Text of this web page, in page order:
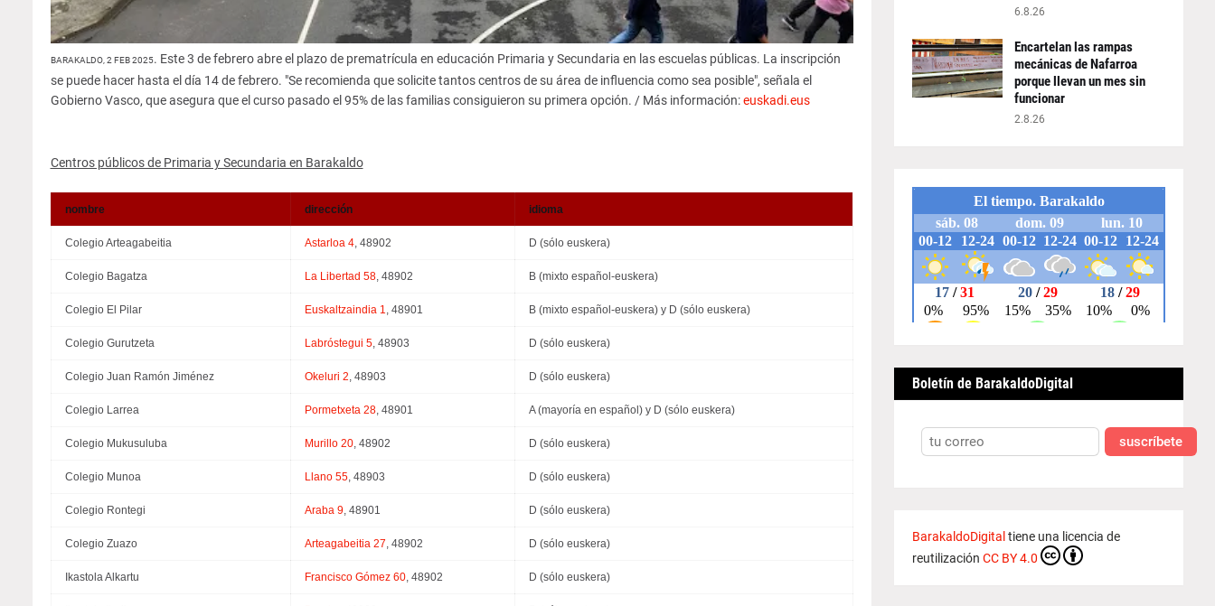
BARAKALDO, 2 FEB 2025. Este 3 de febrero abre el plazo de prematrícula en educación Primaria y Secundaria en las escuelas públicas. La inscripción
se puede hacer hasta el día 14 de febrero. "Se recomienda que solicite tantos centros de su área de influencia como sea posible", señala el
Gobierno Vasco, que asegura que el curso pasado el 95% de las familias consiguieron su primera opción. / Más información:euskadi.eus
Centros públicos de Primaria y Secundaria en Barakaldo
nombre dirección idioma
Colegio Arteagabeitia Astarloa 4, 48902 D (sólo euskera)
Colegio Bagatza La Libertad 58, 48902 B (mixto español-euskera)
Colegio El Pilar Euskaltzaindia 1 , 48901 B (mixto español-euskera) y D (sólo euskera)
Colegio Gurutzeta Labróstegui 5, 48903 D (sólo euskera)
Colegio Juan Ramón Jiménez Okeluri 2 , 48903 D (sólo euskera)
Colegio Larrea Pormetxeta 28, 48901 A (mayoría en español) y D (sólo euskera)
Colegio Mukusuluba Murillo 20, 48902 D (sólo euskera)
Colegio Munoa Llano 55, 48903 D (sólo euskera)
Colegio Rontegi Araba 9, 48901 D (sólo euskera)
Colegio Zuazo Arteagabeitia 27 , 48902 D (sólo euskera)
Ikastola Alkartu Francisco Gómez 60, 48902 D (sólo euskera)
6.8.26
Encartelan las rampas
mecánicas de Nafarroa
porque llevan un mes sin
funcionar
2.8.26
Boletín de BarakaldoDigital
suscríbete
BarakaldoDigital tiene una licencia de
reutilización CC BY 4.0